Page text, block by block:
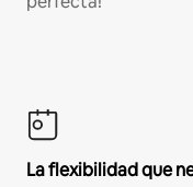
La flexibilidad que